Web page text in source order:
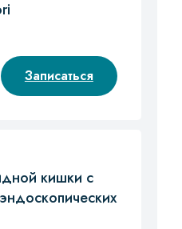
Записаться
кишки с